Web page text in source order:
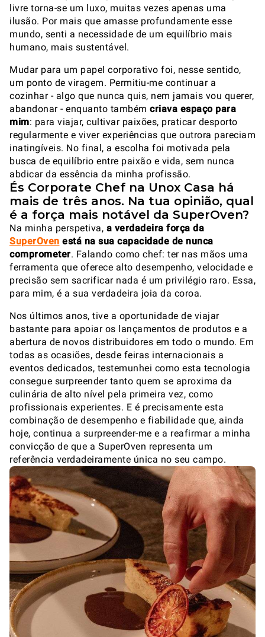
livre torna-se um luxo, muitas vezes apenas uma
ilusão. Por mais que amasse profundamente esse
mundo, senti a necessidade de um equilíbrio mais
humano, mais sustentável.
Mudar para um papel corporativo foi, nesse sentido,
um ponto de viragem. Permitiu-me continuar a
cozinhar - algo que nunca quis, nem jamais vou querer,
abandonar - enquanto também criava espaço para
mim: para viajar, cultivar paixões, praticar desporto
regularmente e viver experiências que outrora pareciam
inatingíveis. No final, a escolha foi motivada pela
busca de equilíbrio entre paixão e vida, sem nunca
abdicar da essência da minha profissão.
És Corporate Chef na Unox Casa há
mais de três anos. Na tua opinião, qual
é a força mais notável da SuperOven?
Na minha perspetiva, a verdadeira força da
SuperOven está na sua capacidade de nunca
comprometer. Falando como chef: ter nas mãos uma
ferramenta que oferece alto desempenho, velocidade e
precisão sem sacrificar nada é um privilégio raro. Essa,
para mim, é a sua verdadeira joia da coroa.
Nos últimos anos, tive a oportunidade de viajar
bastante para apoiar os lançamentos de produtos e a
abertura de novos distribuidores em todo o mundo. Em
todas as ocasiões, desde feiras internacionais a
eventos dedicados, testemunhei como esta tecnologia
consegue surpreender tanto quem se aproxima da
culinária de alto nível pela primeira vez, como
profissionais experientes. E é precisamente esta
combinação de desempenho e fiabilidade que, ainda
hoje, continua a surpreender-me e a reafirmar a minha
convicção de que a SuperOven representa um
referência verdadeiramente única no seu campo.